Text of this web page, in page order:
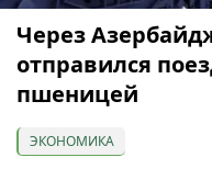
Через
отправился
пшеницей
ЭКОНОМИКА